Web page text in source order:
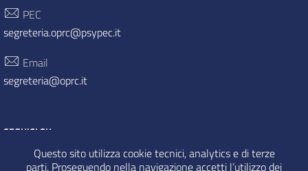
Questo sito utilizza cookie tecnici, analytics e di terze
parti. Proseguendo nella navigazione accetti l’utilizzo dei
PEC
segreteria.oprc@psypec.it
Email
segreteria@oprc.it
SEGUICI SU